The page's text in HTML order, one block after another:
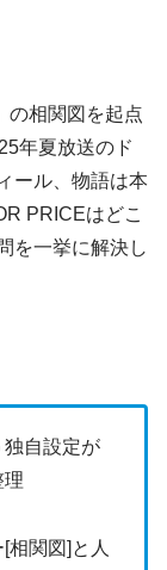
の相関図を起点
年夏放送のド
ール、物語は本
PRICEはどこ
を一挙に解決し
独自設定が
理
相関図]と人